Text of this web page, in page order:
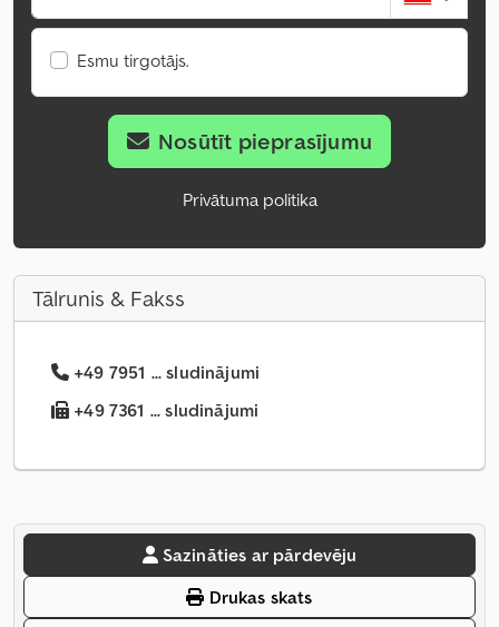
Esmu tirgotājs.
Nosūtīt pieprasījumu
Privātuma politika
Tālrunis & Fakss
+49 7951 ... sludinājumi
+49 7361 ... sludinājumi
Sazināties ar pārdevēju
Drukas skats